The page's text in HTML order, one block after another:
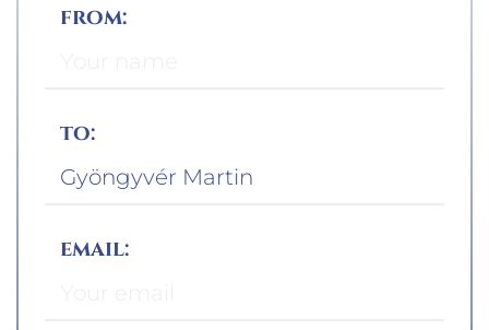
from:
to:
email: